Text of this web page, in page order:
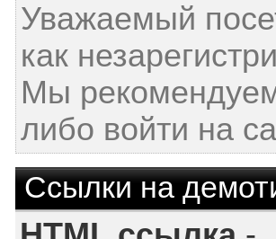
Уважаемый
как
Мы
либо войти на
Ссылки на